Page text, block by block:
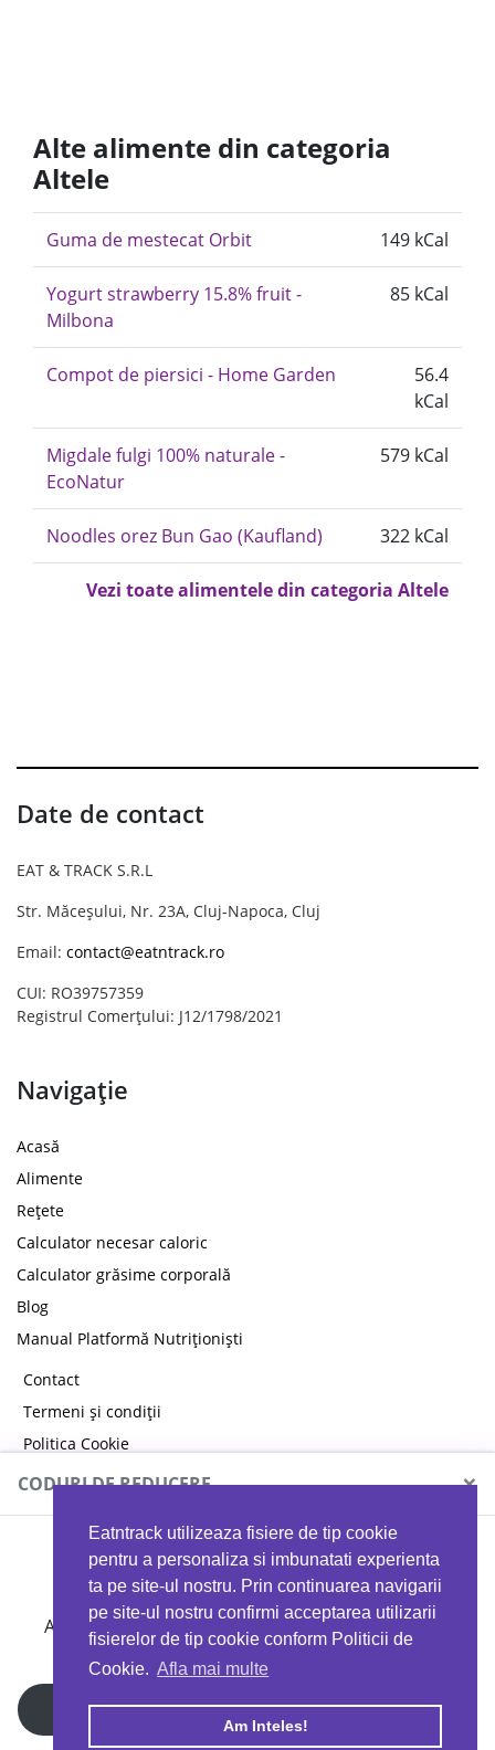
Eatntrack utilizeaza fisiere de tip cookie
pentru a personaliza si imbunatati experienta
ta pe site-ul nostru. Prin continuarea navigarii
pe site-ul nostru confirmi acceptarea utilizarii
fisierelor de tip cookie conform Politicii de
Cookie. Afla mai multe
Am Inteles!
Alte alimente din categoria
Altele
Guma de mestecat Orbit 149 kCal
Yogurt strawberry 15.8% fruit -
Milbona
85 kCal
Compot de piersici - Home Garden
56.4
kCal
Migdale fulgi 100% naturale -
EcoNatur
579 kCal
Noodles orez Bun Gao (Kaufland) 322 kCal
Vezi toate alimentele din categoria Altele
Date de contact
EAT & TRACK S.R.L
Str. Măceșului, Nr. 23A, Cluj-Napoca, Cluj
Email: contact@eatntrack.ro
CUI: RO39757359
Registrul Comerțului: J12/1798/2021
Navigație
Acasă
Alimente
Rețete
Calculator necesar caloric
Calculator grăsime corporală
Blog
Manual Platformă Nutriționiști
Contact
Termeni și condiții
Politica Cookie
Politica de confidențialitate
Copyright © 2026 EAT & TRACK S.R.L
CODURI DE REDUCERE ×
MYPROTEIN
Ai 40%reducere la orice comandă folosind codul
EATTRACK
Profită acum